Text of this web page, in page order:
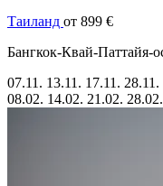
Таиланд от 899 €
Бангкок-Квай-Паттайя-
07.11. 13.11. 17.11. 28.11.
08.02. 14.02. 21.02. 28.02.